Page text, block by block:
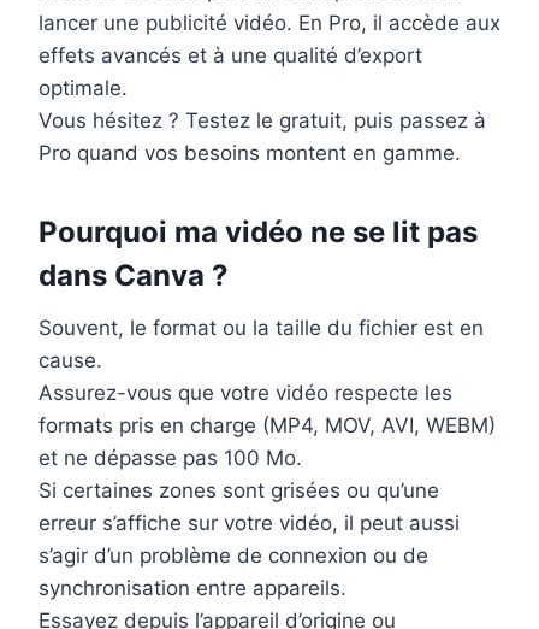
lancer une publicité vidéo. En Pro, il accède aux
effets avancés et à une qualité d’export
optimale.
Vous hésitez ? Testez le gratuit, puis passez à
Pro quand vos besoins montent en gamme.
Pourquoi ma vidéo ne se lit pas
dans Canva ?
Souvent, le format ou la taille du fichier est en
cause.
Assurez-vous que votre vidéo respecte les
formats pris en charge (MP4, MOV, AVI, WEBM)
et ne dépasse pas 100 Mo.
Si certaines zones sont grisées ou qu’une
erreur s’affiche sur votre vidéo, il peut aussi
s’agir d’un problème de connexion ou de
synchronisation entre appareils.
Essayez depuis l’appareil d’origine ou